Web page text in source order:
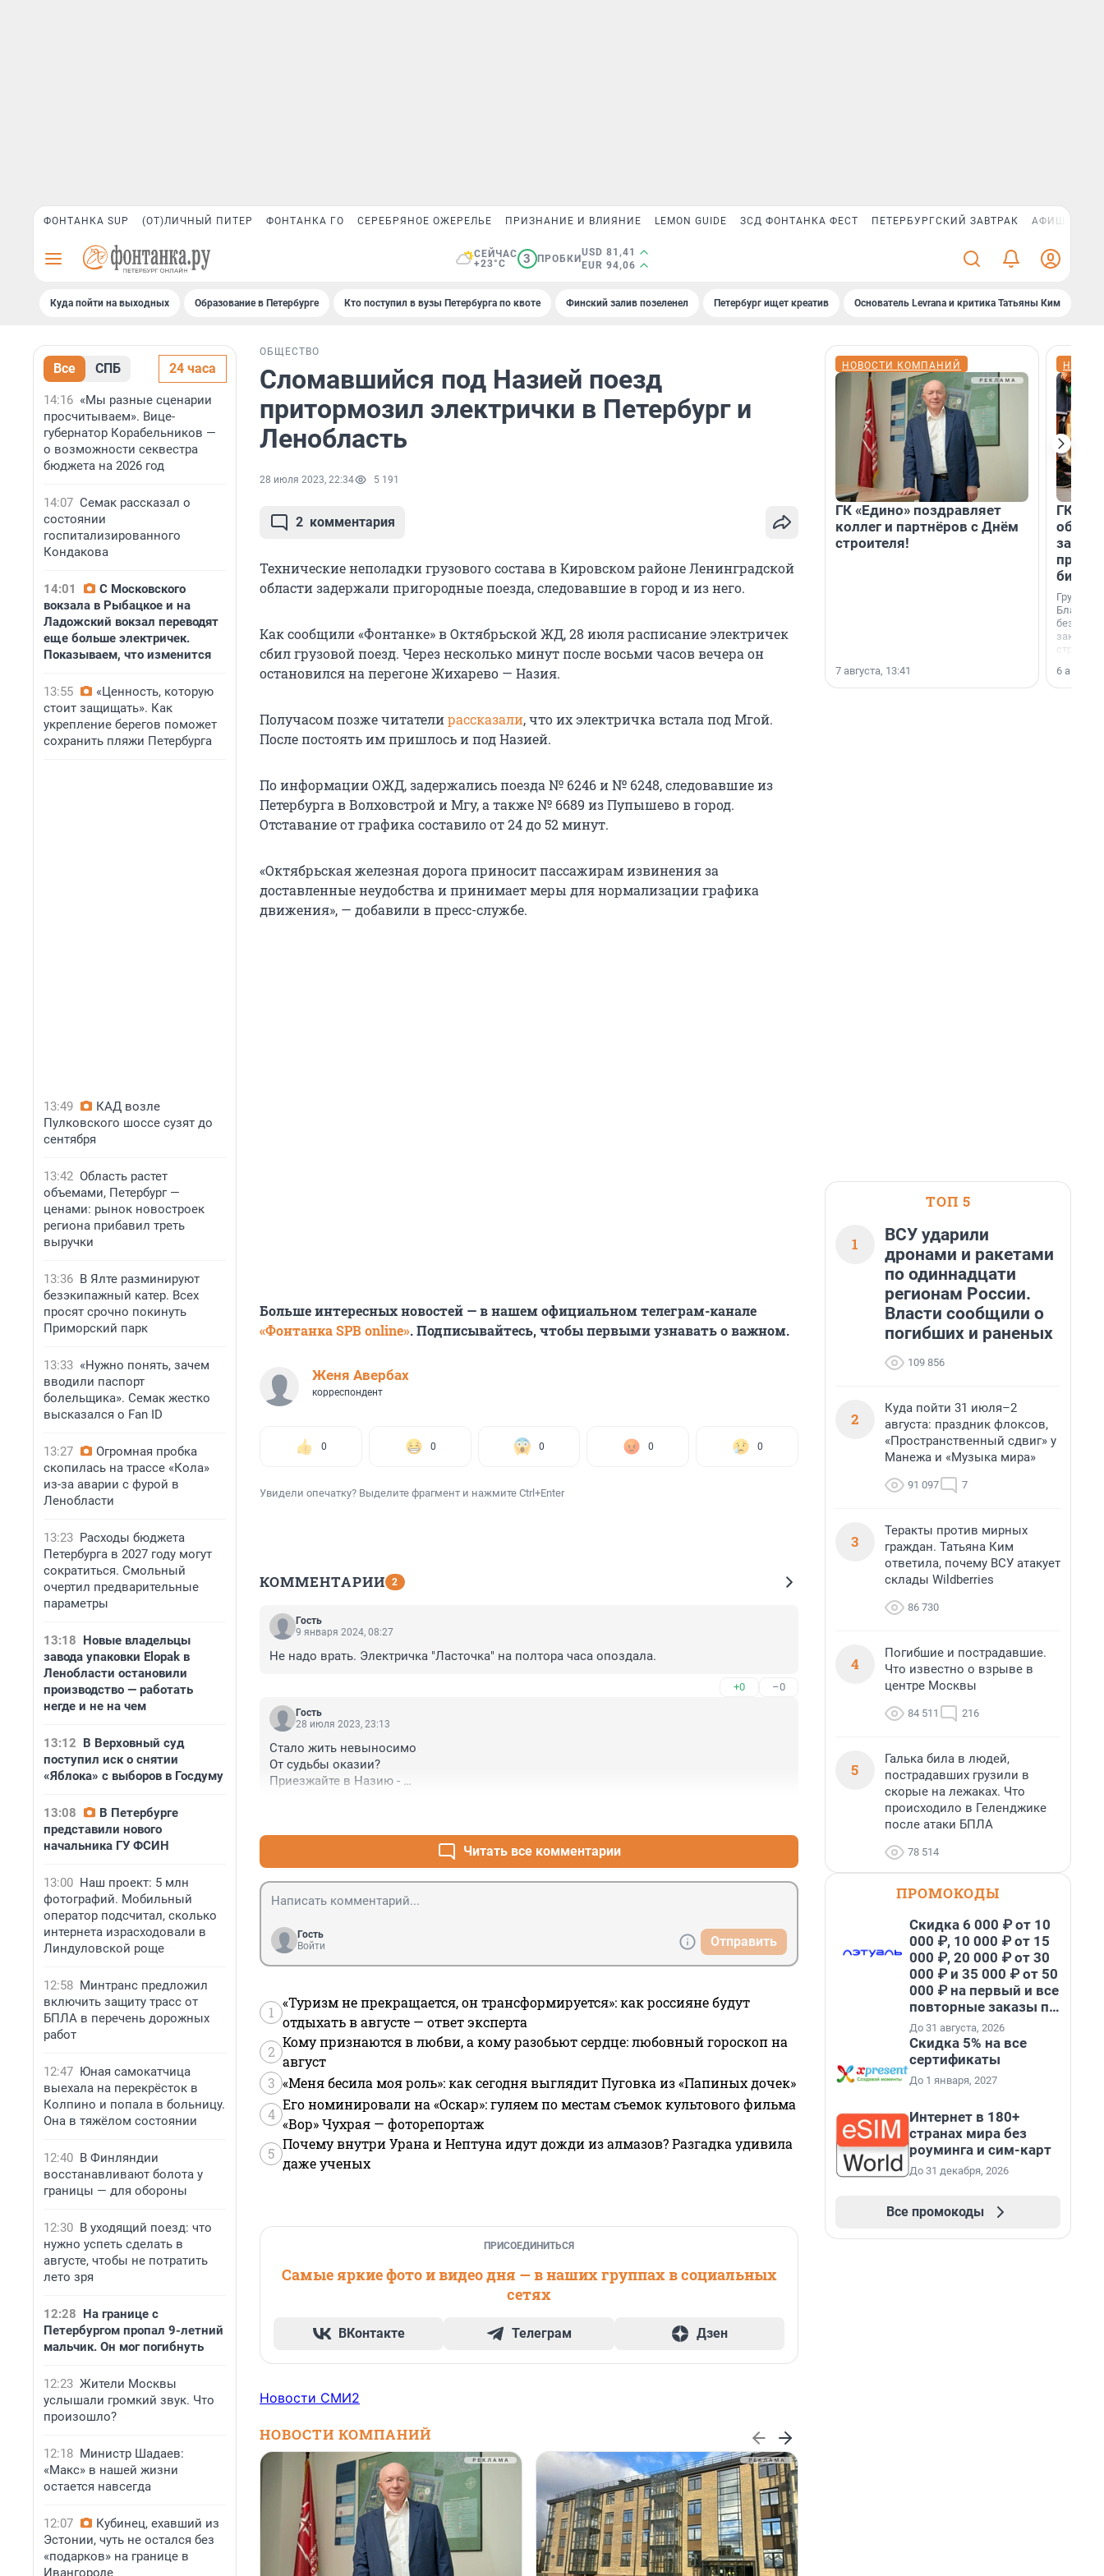
ФОНТАНКА SUP (ОТ)ЛИЧНЫЙ ПИТЕР ФОНТАНКА ГО СЕРЕБРЯНОЕ ОЖЕРЕЛЬЕ ПРИЗНАНИЕ И ВЛИЯНИЕ LEMON GUIDE ЗСД ФОНТАНКА ФЕСТ ПЕТЕРБУРГСКИЙ ЗАВТРАК АФИША PLUS
СЕЙЧАС
+23°C
3 ПРОБКИ
USD 81,41
EUR 94,06
Куда пойти на выходных Образование в Петербурге Кто поступил в вузы Петербурга по квоте Финский залив позеленел Петербург ищет креатив Основатель Levrana и критика Татьяны Ким
Все СПБ 24 часа
14:16 «Мы разные сценарии
просчитываем». Вице-
губернатор Корабельников —
о возможности секвестра
бюджета на 2026 год
14:07 Семак рассказал о
состоянии
госпитализированного
Кондакова
14:01
С Московского
вокзала в Рыбацкое и на
Ладожский вокзал переводят
еще больше электричек.
Показываем, что изменится
13:55
«Ценность, которую
стоит защищать». Как
укрепление берегов поможет
сохранить пляжи Петербурга
13:49
КАД возле
Пулковского шоссе сузят до
сентября
13:42 Область растет
объемами, Петербург —
ценами: рынок новостроек
региона прибавил треть
выручки
13:36 В Ялте разминируют
безэкипажный катер. Всех
просят срочно покинуть
Приморский парк
13:33 «Нужно понять, зачем
вводили паспорт
болельщика». Семак жестко
высказался о Fan ID
13:27
Огромная пробка
скопилась на трассе «Кола»
из-за аварии с фурой в
Ленобласти
13:23 Расходы бюджета
Петербурга в 2027 году могут
сократиться. Смольный
очертил предварительные
параметры
13:18 Новые владельцы
завода упаковки Elopak в
Ленобласти остановили
производство — работать
негде и не на чем
13:12 В Верховный суд
поступил иск о снятии
«Яблока» с выборов в Госдуму
13:08
В Петербурге
представили нового
начальника ГУ ФСИН
13:00 Наш проект: 5 млн
фотографий. Мобильный
оператор подсчитал, сколько
интернета израсходовали в
Линдуловской роще
12:58 Минтранс предложил
включить защиту трасс от
БПЛА в перечень дорожных
работ
12:47 Юная самокатчица
выехала на перекрёсток в
Колпино и попала в больницу.
Она в тяжёлом состоянии
12:40 В Финляндии
восстанавливают болота у
границы — для обороны
12:30 В уходящий поезд: что
нужно успеть сделать в
августе, чтобы не потратить
лето зря
12:28 На границе с
Петербургом пропал 9-летний
мальчик. Он мог погибнуть
12:23 Жители Москвы
услышали громкий звук. Что
произошло?
12:18 Министр Шадаев:
«Макс» в нашей жизни
остается навсегда
12:07
Кубинец, ехавший из
Эстонии, чуть не остался без
«подарков» на границе в
Ивангороде
ОБЩЕСТВО
Сломавшийся под Назией поезд
притормозил электрички в Петербург и
Ленобласть
28 июля 2023, 22:34 5 191
2 комментария
Технические неполадки грузового состава в Кировском районе Ленинградской
области задержали пригородные поезда, следовавшие в город и из него.
Как сообщили «Фонтанке» в Октябрьской ЖД, 28 июля расписание электричек
сбил грузовой поезд. Через несколько минут после восьми часов вечера он
остановился на перегоне Жихарево — Назия.
Получасом позже читателирассказали, что их электричка встала под Мгой.
После постоять им пришлось и под Назией.
По информации ОЖД, задержались поезда № 6246 и № 6248, следовавшие из
Петербурга в Волховстрой и Мгу, а также № 6689 из Пупышево в город.
Отставание от графика составило от 24 до 52 минут.
«Октябрьская железная дорога приносит пассажирам извинения за
доставленные неудобства и принимает меры для нормализации графика
движения», — добавили в пресс-службе.
Больше интересных новостей — в нашем официальном телеграм-канале
«Фонтанка SPB online». Подписывайтесь, чтобы первыми узнавать о важном.
Женя Авербах
корреспондент
0 0 0 0 0
Увидели опечатку? Выделите фрагмент и нажмите Ctrl+Enter
КОММЕНТАРИИ 2
Гость
9 января 2024, 08:27
Не надо врать. Электричка "Ласточка" на полтора часа опоздала.
+0 –0
Гость
28 июля 2023, 23:13
Стало жить невыносимо
От судьбы оказии?
Приезжайте в Назию -
Читать все комментарии
Гость
Войти
Отправить
1
«Туризм не прекращается, он трансформируется»: как россияне будут
отдыхать в августе — ответ эксперта
2
Кому признаются в любви, а кому разобьют сердце: любовный гороскоп на
август
3 «Меня бесила моя роль»: как сегодня выглядит Пуговка из «Папиных дочек»
4
Его номинировали на «Оскар»: гуляем по местам съемок культового фильма
«Вор» Чухрая — фоторепортаж
5
Почему внутри Урана и Нептуна идут дожди из алмазов? Разгадка удивила
даже ученых
ПРИСОЕДИНИТЬСЯ
Самые яркие фото и видео дня — в наших группах в социальных
сетях
ВКонтакте Телеграм Дзен
Новости СМИ2
НОВОСТИ КОМПАНИЙ
НОВОСТИ КОМПАНИЙ
ГК «Едино» поздравляет
коллег и партнёров с Днём
строителя!
7 августа, 13:41
ГК
Группа
6
ТОП 5
1
ВСУ ударили
дронами и ракетами
по одиннадцати
регионам России.
Власти сообщили о
погибших и раненых
109 856
2
Куда пойти 31 июля–2
августа: праздник флоксов,
«Пространственный сдвиг» у
Манежа и «Музыка мира»
91 097 7
3
Теракты против мирных
граждан. Татьяна Ким
ответила, почему ВСУ атакует
склады Wildberries
86 730
4
Погибшие и пострадавшие.
Что известно о взрыве в
центре Москвы
84 511 216
5
Галька била в людей,
пострадавших грузили в
скорые на лежаках. Что
происходило в Геленджике
после атаки БПЛА
78 514
ПРОМОКОДЫ
Скидка 6 000 ₽ от 10
000 ₽, 10 000 ₽ от 15
000 ₽, 20 000 ₽ от 30
000 ₽ и 35 000 ₽ от 50
000 ₽ на первый и все
повторные заказы по
промокоду НАБЕРИ
До 31 августа, 2026
Скидка 5% на все
сертификаты
До 1 января, 2027
Интернет в 180+
странах мира без
роуминга и сим-карт
До 31 декабря, 2026
Все промокоды